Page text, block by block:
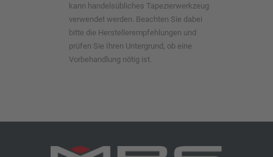
kann handelsübliches Tapezierwerkzeug
verwendet werden. Beachten Sie dabei
bitte die Herstellerempfehlungen und
prüfen Sie Ihren Untergrund, ob eine
Vorbehandlung nötig ist.